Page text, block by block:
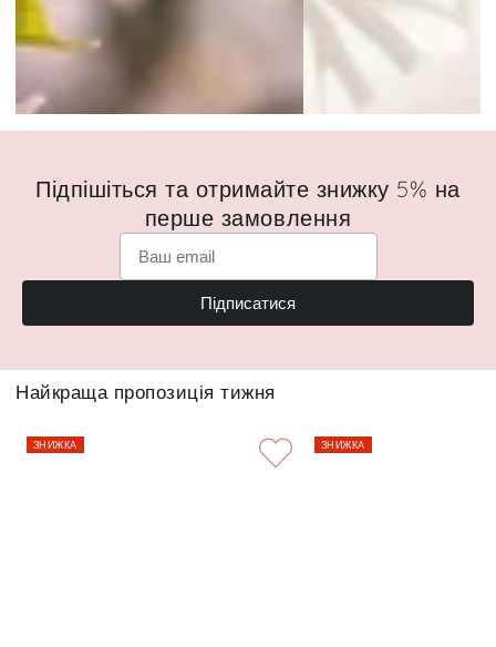
Підпішіться та отримайте знижку 5% на
перше замовлення
Підписатися
Найкраща пропозиція тижня
ЗНИЖКА ЗНИЖКА